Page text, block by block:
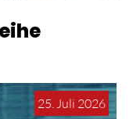
25. Juli 2026